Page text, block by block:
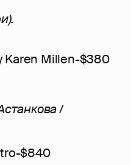
Karen Millen-$380
/
$840